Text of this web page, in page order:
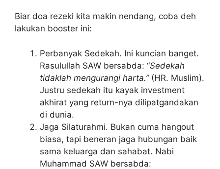
Biar doa rezeki kita makin nendang, coba deh
lakukan booster ini:
Perbanyak Sedekah. Ini kuncian banget.
Rasulullah SAW bersabda: “Sedekah
tidaklah mengurangi harta.”(HR. Muslim).
Justru sedekah itu kayak investment
akhirat yang return-nya dilipatgandakan
di dunia.
Jaga Silaturahmi. Bukan cuma hangout
biasa, tapi beneran jaga hubungan baik
sama keluarga dan sahabat. Nabi
Muhammad SAW bersabda: